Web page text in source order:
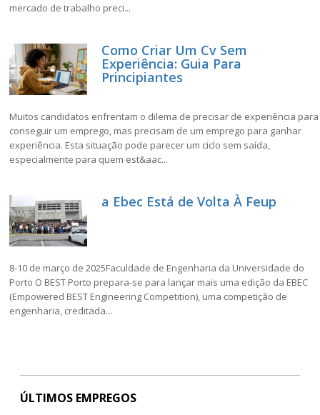
mercado de trabalho preci...
Como Criar Um Cv Sem
Experiência: Guia Para
Principiantes
Muitos candidatos enfrentam o dilema de precisar de experiência para
conseguir um emprego, mas precisam de um emprego para ganhar
experiência. Esta situação pode parecer um ciclo sem saída,
especialmente para quem est&aac...
a Ebec Está de Volta À Feup
8-10 de março de 2025Faculdade de Engenharia da Universidade do
Porto O BEST Porto prepara-se para lançar mais uma edição da EBEC
(Empowered BEST Engineering Competition), uma competição de
engenharia, creditada...
ÚLTIMOS EMPREGOS